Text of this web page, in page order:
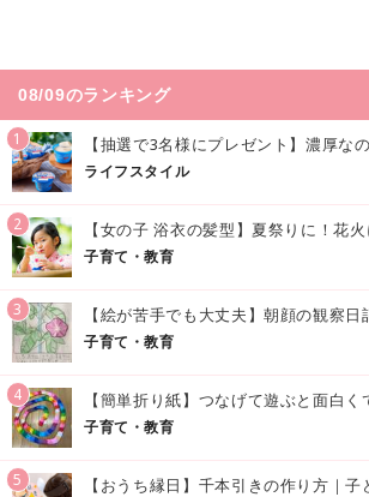
08/09のランキング
1
ライフスタイル
2
子育て・教育
3
子育て・教育
4
子育て・教育
5